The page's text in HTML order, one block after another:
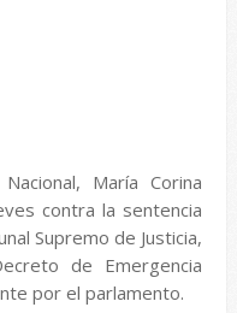
María Corina
contra la sentencia
Supremo de Justicia,
de Emergencia
por el parlamento.